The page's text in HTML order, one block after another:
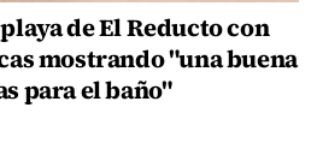
de El Reducto con
mostrando "una buena
para el baño"